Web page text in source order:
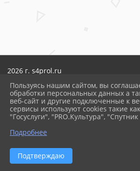
2026 г. s4prol.ru
Карта сайта
Политика обработки персональных
Сделано на KubCMS
Разработка и поддержка
Пользуясь нашим сайтом, вы
обработки персональных данных а
веб-сайт и другие подключенные к
сервисы используют cookies такие
"Госуслуги", "PRO.Культура",
Подробнее
Подтверждаю